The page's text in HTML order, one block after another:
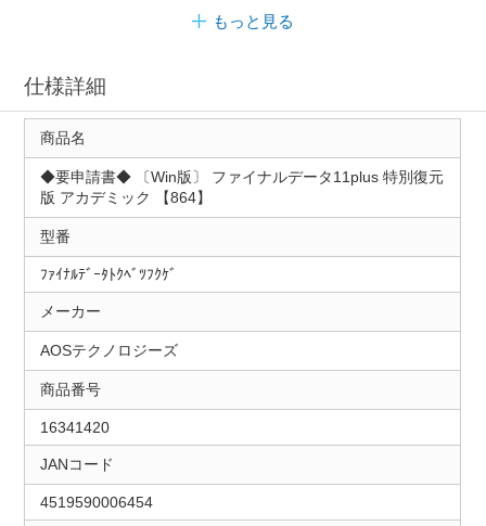
もっと見る
仕様詳細
商品名
◆要申請書◆ 〔Win版〕 ファイナルデータ11plus 特別復元
版 アカデミック 【864】
型番
ﾌｧｲﾅﾙﾃﾞｰﾀﾄｸﾍﾞﾂﾌｸｹﾞ
メーカー
AOSテクノロジーズ
商品番号
16341420
JANコード
4519590006454